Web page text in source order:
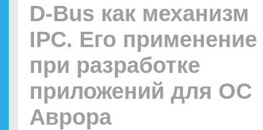
D-Bus как механизм
IPC. Его применение
при разработке
приложений для ОС
Аврора